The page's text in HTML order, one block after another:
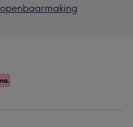
openbaarmaking